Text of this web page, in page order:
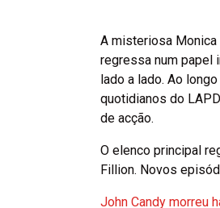
A misteriosa
regressa num papel
lado a lado. Ao
quotidianos do
de acção.
O elenco principal
Fillion. Novos
John Candy morreu